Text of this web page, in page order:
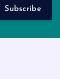
Subscribe